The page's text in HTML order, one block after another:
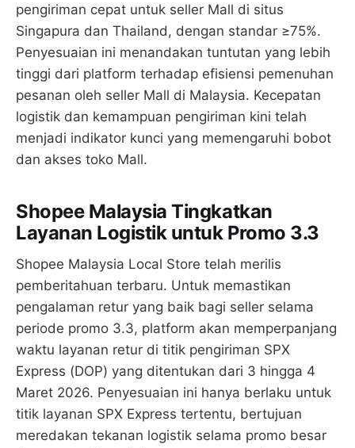
pengiriman cepat untuk seller Mall di situs
Singapura dan Thailand, dengan standar ≥75%.
Penyesuaian ini menandakan tuntutan yang lebih
tinggi dari platform terhadap efisiensi pemenuhan
pesanan oleh seller Mall di Malaysia. Kecepatan
logistik dan kemampuan pengiriman kini telah
menjadi indikator kunci yang memengaruhi bobot
dan akses toko Mall.
Shopee Malaysia Tingkatkan
Layanan Logistik untuk Promo 3.3
Shopee Malaysia Local Store telah merilis
pemberitahuan terbaru. Untuk memastikan
pengalaman retur yang baik bagi seller selama
periode promo 3.3, platform akan memperpanjang
waktu layanan retur di titik pengiriman SPX
Express (DOP) yang ditentukan dari 3 hingga 4
Maret 2026. Penyesuaian ini hanya berlaku untuk
titik layanan SPX Express tertentu, bertujuan
meredakan tekanan logistik selama promo besar